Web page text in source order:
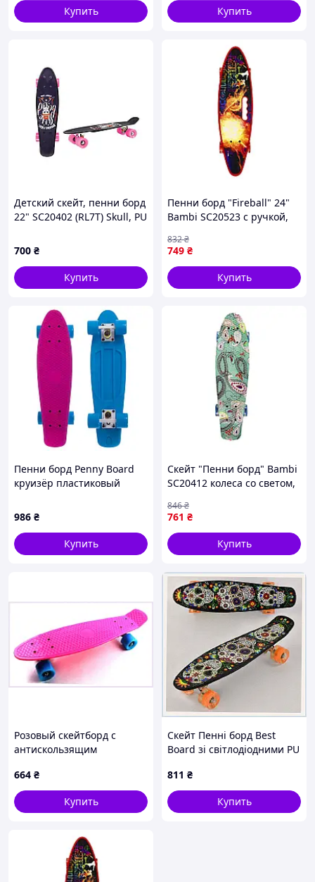
Купить
Купить
Детский скейт, пенни борд
22" SC20402 (RL7T) Skull, PU
Розовый
700 ₴
Купить
Пенни борд "Fireball" 24"
Bambi SC20523 с ручкой,
749 ₴
832₴
Купить
Пенни борд Penny Board
круизёр пластиковый
410-2 розовый-голубой
986 ₴
Купить
Скейт "Пенни борд" Bambi
SC20412 колеса со светом,
761 ₴
846₴
Купить
Розовый скейтборд с
антискользящим
1578BB566E
664 ₴
Купить
Скейт Пенні борд Best
Board зі світлодіодними PU
741K320HT2
811 ₴
Купить